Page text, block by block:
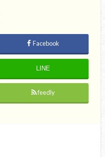
Facebook
LINE
feedly